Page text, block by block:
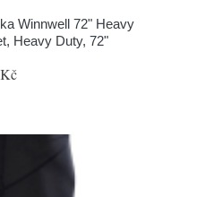
Winnwell 72" Heavy
Heavy Duty, 72"